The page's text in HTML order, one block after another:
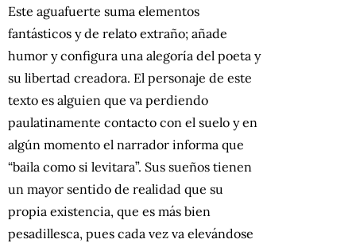
Este aguafuerte suma elementos
fantásticos y de relato extraño; añade
humor y configura una alegoría del poeta y
su libertad creadora. El personaje de este
texto es alguien que va perdiendo
paulatinamente contacto con el suelo y en
algún momento el narrador informa que
“baila como si levitara”. Sus sueños tienen
un mayor sentido de realidad que su
propia existencia, que es más bien
pesadillesca, pues cada vez va elevándose